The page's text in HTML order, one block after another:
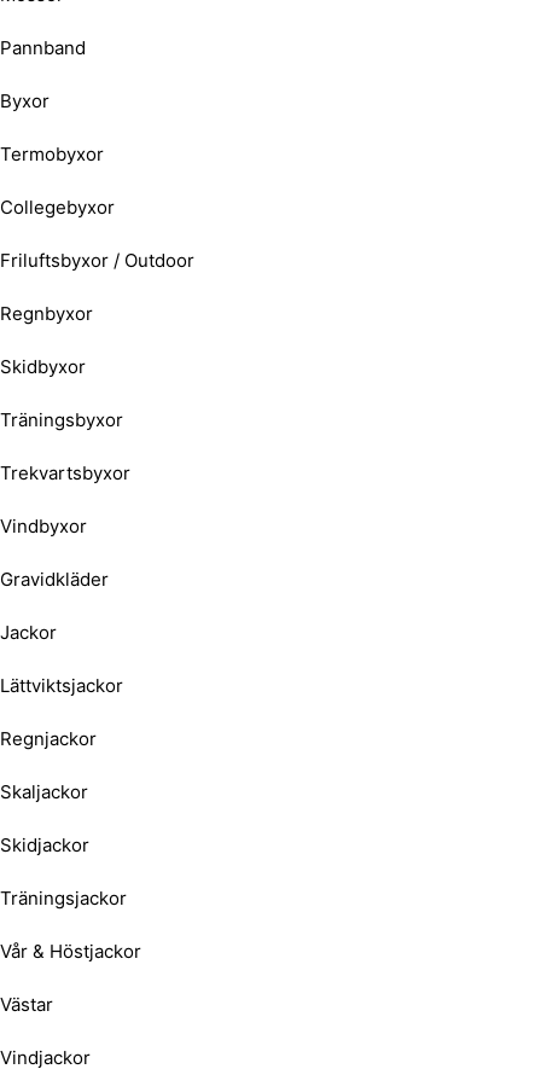
Pannband
Byxor
Termobyxor
Collegebyxor
Friluftsbyxor / Outdoor
Regnbyxor
Skidbyxor
Träningsbyxor
Trekvartsbyxor
Vindbyxor
Gravidkläder
Jackor
Lättviktsjackor
Regnjackor
Skaljackor
Skidjackor
Träningsjackor
Vår & Höstjackor
Västar
Vindjackor